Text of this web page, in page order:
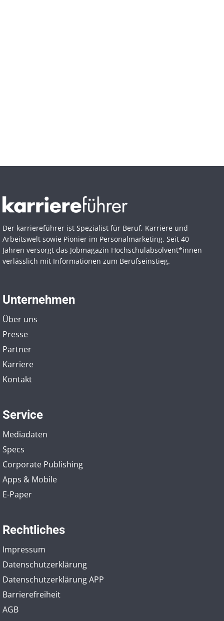
Der karriereführer ist Spezialist für Beruf, Karriere und
Arbeitswelt sowie Pionier im Personal­marketing. Seit 40
Jahren versorgt das Jobmagazin Hochschul­absolvent*innen
verlässlich mit Informationen zum Berufseinstieg.
Unternehmen
Über uns
Presse
Partner
Karriere
Kontakt
Service
Mediadaten
Specs
Corporate Publishing
Apps & Mobile
E-Paper
Rechtliches
Impressum
Datenschutzerklärung
Datenschutzerklärung APP
Barrierefreiheit
AGB